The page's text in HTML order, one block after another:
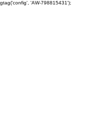
gtag('config', 'AW-798815431');